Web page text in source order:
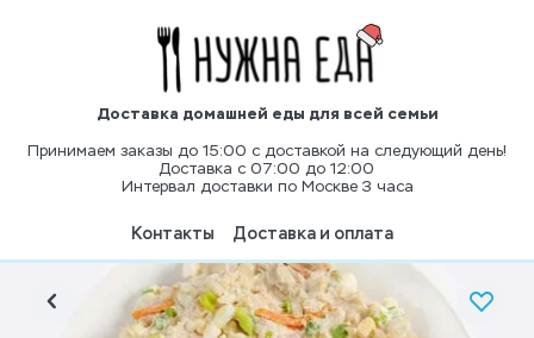
Доставка домашней еды для всей семьи
Принимаем заказы до 15:00 с доставкой на следующий день!
Доставка с 07:00 до 12:00
Интервал доставки по Москве 3 часа
Контакты Доставка и оплата